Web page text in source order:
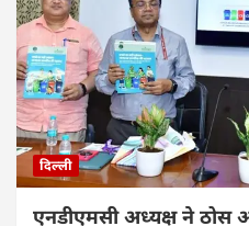
दिल्ली
एनडीएमसी अध्यक्ष ने ठोस